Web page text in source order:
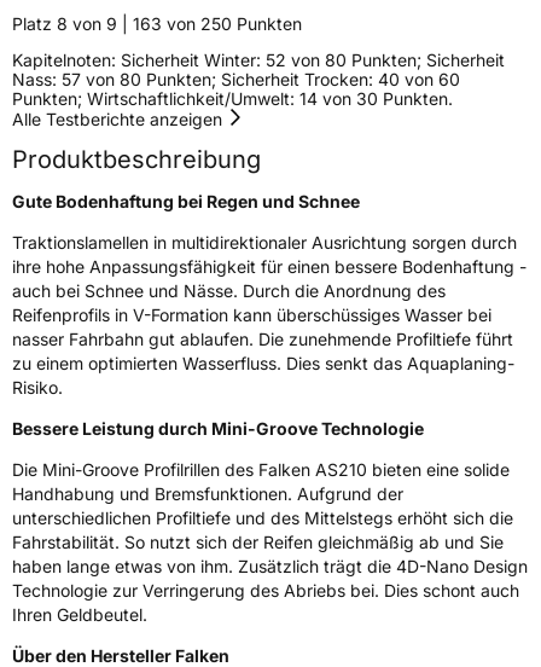
EffizienzD
NasshaftungC
Rollgeräusch (dB)69
Fahrzeugklasse C1
3PMSF / Schneeflockensymbol / Alpine-SymbolJa
EPREL ID443563
Allgemeine Produktsicherheit (GPSR)
74-76 63065 Offenbach am Main
Deutschland, info@falkentyre.com
Platz 8 von 9 | 163 von 250 Punkten
Kapitelnoten: Sicherheit Winter: 52 von 80 Punkten; Sicherheit
Nass: 57 von 80 Punkten; Sicherheit Trocken: 40 von 60
Punkten; Wirtschaftlichkeit/Umwelt: 14 von 30 Punkten.
Alle Testberichte anzeigen
Produktbeschreibung
Gute Bodenhaftung bei Regen und Schnee
Traktionslamellen in multidirektionaler Ausrichtung sorgen durch
ihre hohe Anpassungsfähigkeit für einen bessere Bodenhaftung -
auch bei Schnee und Nässe. Durch die Anordnung des
Reifenprofils in V-Formation kann überschüssiges Wasser bei
nasser Fahrbahn gut ablaufen. Die zunehmende Profiltiefe führt
zu einem optimierten Wasserfluss. Dies senkt das Aquaplaning-
Risiko.
Bessere Leistung durch Mini-Groove Technologie
Die Mini-Groove Profilrillen des Falken AS210 bieten eine solide
Handhabung und Bremsfunktionen. Aufgrund der
unterschiedlichen Profiltiefe und des Mittelstegs erhöht sich die
Fahrstabilität. So nutzt sich der Reifen gleichmäßig ab und Sie
haben lange etwas von ihm. Zusätzlich trägt die 4D-Nano Design
Technologie zur Verringerung des Abriebs bei. Dies schont auch
Ihren Geldbeutel.
Über den Hersteller Falken